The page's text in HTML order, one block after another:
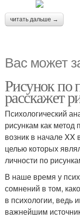
читать дальше →
Вас может
Рисунок по
расскажет
Психологический
рисункам как метод
возник в начале XX
целью которых
личности по
В наше время у
сомнений в том,
в психологии, ведь
важнейшим